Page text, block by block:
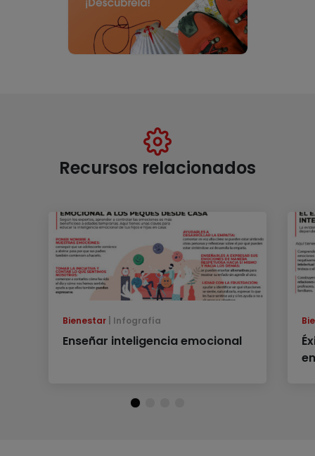
Recursos relacionados
Bienestar Infografía
Enseñar inteligencia emocional